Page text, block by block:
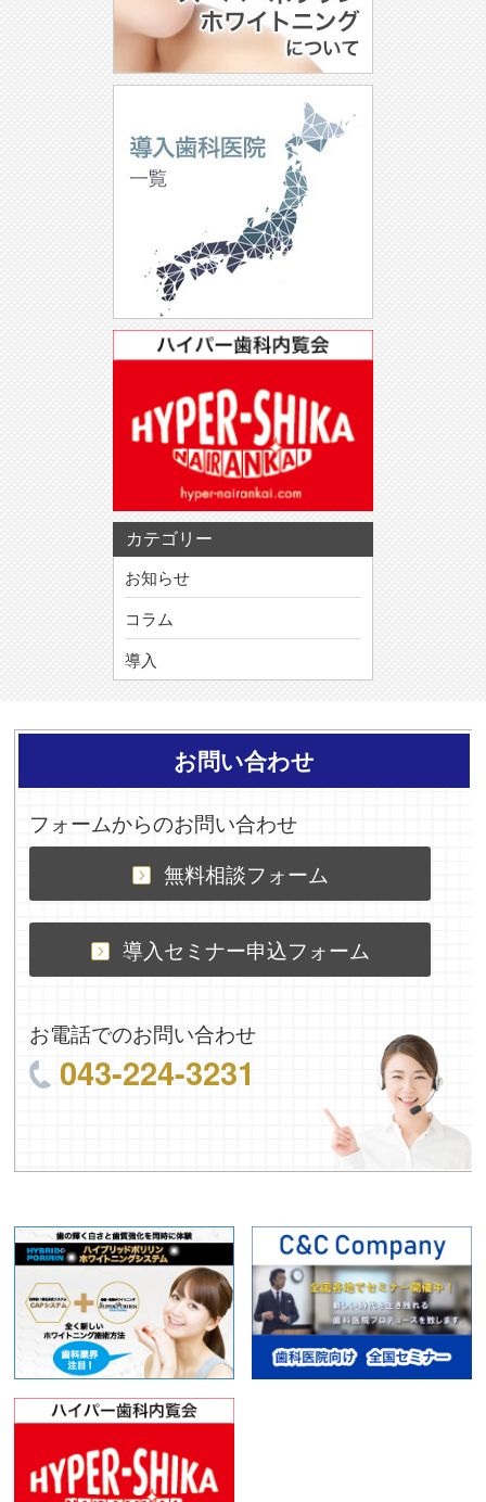
カテゴリー
お知らせ
コラム
導入
お問い合わせ
フォームからのお問い合わせ
無料相談フォーム
導入セミナー申込フォーム
お電話でのお問い合わせ
043-224-3231